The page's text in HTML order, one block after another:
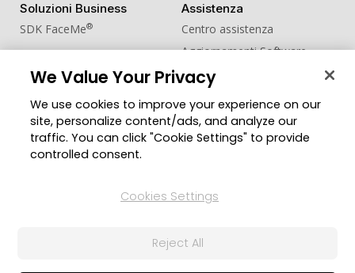
Soluzioni Business
SDK FaceMe®
Assistenza
Centro assistenza
Aggiornamenti Software
Centro Apprendimento
Comunità
Zona Utenti
Blog
Cambia regione
© 2026 CyberLink Corp. Tutti i diritti riservati.
We Value Your Privacy
We use cookies to improve your experience on our
site, personalize content/ads, and analyze our
traffic. You can click "Cookie Settings" to provide
controlled consent.
Cookies Settings
Reject All